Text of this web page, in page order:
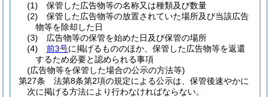
(1)
保管した広告物等の名称又は種類及び数量
(2)
保管した広告物等の放置されていた場所及び当該広告
物等を除却した日
(3)
広告物等の保管を始めた日及び保管の場所
(4)
前3号に掲げるもののほか、保管した広告物等を返還
するため必要と認められる事項
(広告物等を保管した場合の公示の方法等)
第27条
法第8条第2項の規定による公示は、保管後速やかに
次に掲げる方法により行わなければならない。